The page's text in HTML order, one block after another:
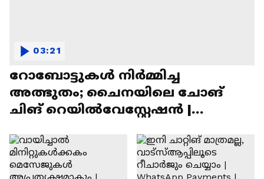
റോബോട്ടുകൾ നിർമ്മിച്ച
അത്ഭുതം; ചൈനയിലെ ചോങ്
ചിങ് റെയിൽവേസ്റ്റേഷൻ |
03:21